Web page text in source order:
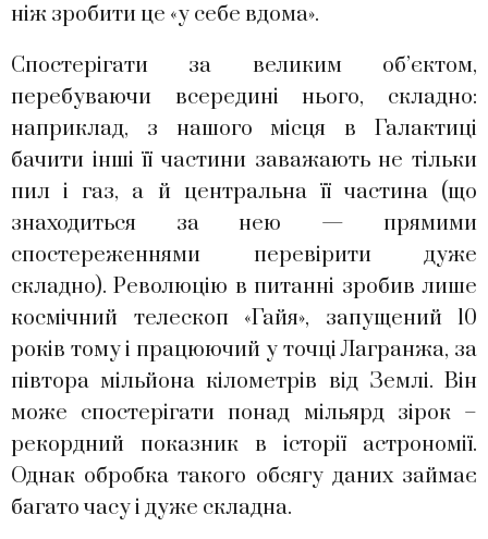
ніж зробити це «у себе вдома».
Спостерігати за великим об’єктом,
перебуваючи всередині нього, складно:
наприклад, з нашого місця в Галактиці
бачити інші її частини заважають не тільки
пил і газ, а й центральна її частина (що
знаходиться за нею — прямими
спостереженнями перевірити дуже
складно). Революцію в питанні зробив лише
космічний телескоп «Гайя», запущений 10
років тому і працюючий у точці Лагранжа, за
півтора мільйона кілометрів від Землі. Він
може спостерігати понад мільярд зірок –
рекордний показник в історії астрономії.
Однак обробка такого обсягу даних займає
багато часу і дуже складна.